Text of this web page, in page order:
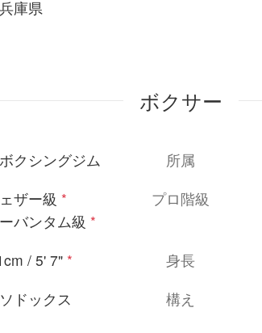
兵庫県
ボクサー
クシングジム 所属
ザー級 *
バンタム級 *
プロ階級
/ 5' 7" * 身長
ドックス
構え